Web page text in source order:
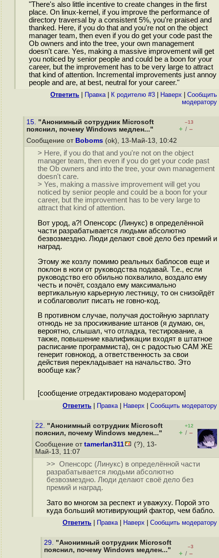
"There's also little incentive to create changes in the first
place. On linux-kernel, if you improve the performance of
directory traversal by a consistent 5%, you're praised and
thanked. Here, if you do that and you're not on the object
manager team, then even if you do get your code past the
Ob owners and into the tree, your own management
doesn't care. Yes, making a massive improvement will get
you noticed by senior people and could be a boon for your
career, but the improvement has to be very large to attract
that kind of attention. Incremental improvements just annoy
people and are, at best, neutral for your career."
Ответить Правка| К родителю #3 Наверх
Cообщить
модератору
15. "Анонимный сотрудник Microsoft
пояснил, почему Windows медлен..."
–13
+ / –
Сообщение от Boboms (ok), 13-Май-13, 10:42
> Here, if you do that and you're not on the object
manager team, then even if you do get your code past
the Ob owners and into the tree, your own management
doesn't care.
> Yes, making a massive improvement will get you
noticed by senior people and could be a boon for your
career, but the improvement has to be very large to
attract that kind of attention.
Вот урод, а?! Опенсорс (Линукс) в определённой
части разрабатывается людьми абсолютно
безвозмездно. Люди делают своё дело без премий и
наград.
Этому же козлу помимо реальных баблосов еще и
поклон в ноги от руководства подавай. Т.е., если
руководство его обильно похвалило, воздало ему
честь и почёт, создало ему максимально
вертикальную карьерную лестницу, то он снизойдёт
и соблаговолит писать не говно-код.
В противном случае, получая достойную зарплату
отнюдь не за просиживание штанов (я думаю, он,
вероятно, слышал, что отладка, тестирование, а
также, повышение квалификации входят в штатное
расписание программиста), он с радостью САМ ЖЕ
генерит говнокод, а ответственность за свои
действия перекладывает на начальство. Это
вообще как?
[сообщение отредактировано модератором]
Ответить Правка| Наверх Cообщить модератору
22. "Анонимный сотрудник Microsoft
пояснил, почему Windows медлен..."
+12
+ / –
Сообщение от tamerlan311
(?), 13-
Май-13, 11:07
>> Опенсорс (Линукс) в определённой части
разрабатывается людьми абсолютно
безвозмездно. Люди делают своё дело без
премий и наград.
Зато во многом за респект и уважуху. Порой это
куда больший мотивирующий фактор, чем бабло.
Ответить Правка| Наверх Cообщить модератору
29. "Анонимный сотрудник Microsoft
пояснил, почему Windows медлен..."
–3
+ / –